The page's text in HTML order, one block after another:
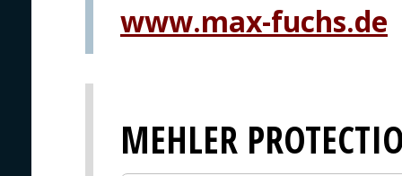
www.max-fuchs.de
MEHLER